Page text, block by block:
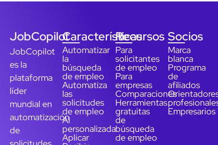
JobCopilot
JobCopilot
es la
plataforma
líder
mundial en
automatización
de
Características
Automatizar
la
búsqueda
de empleo
Automatiza
las
solicitudes
de empleo
AI
personalizada
Aplicar
Recursos
Para
solicitantes
de empleo
Para
empresas
Comparaciones
Herramientas
gratuitas
de
búsqueda
de empleo
Socios
Marca
blanca
Programa
de
afiliados
Empresarios